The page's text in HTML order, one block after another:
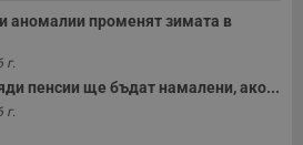
аномалии променят зимата в
г.
пенсии ще бъдат намалени, ако...
г.